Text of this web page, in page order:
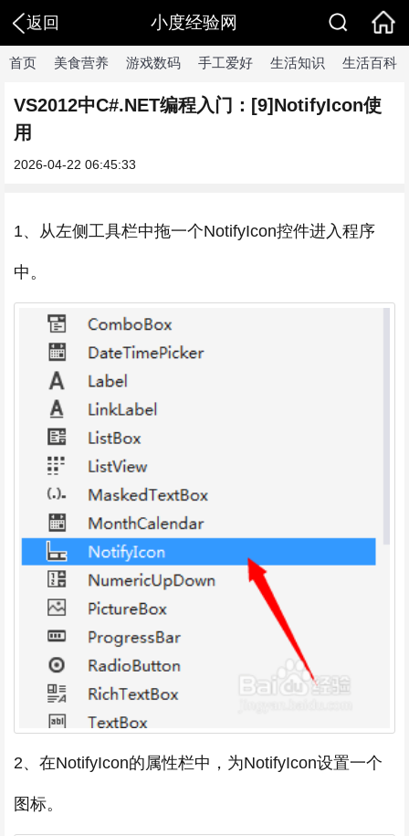
返回 小度经验网
首页 美食营养 游戏数码 手工爱好 生活知识 生活百科
VS2012中C#.NET编程入门：[9]NotifyIcon使
用
2026-04-22 06:45:33
1、从左侧工具栏中拖一个NotifyIcon控件进入程序
中。
2、在NotifyIcon的属性栏中，为NotifyIcon设置一个
图标。